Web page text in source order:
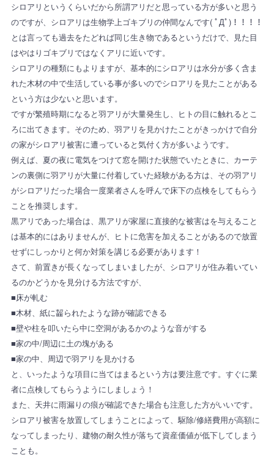
シロアリというくらいだから所謂アリだと思っている方が多いと思う
のですが、シロアリは生物学上ゴキブリの仲間なんです( ﾟДﾟ)！！！！
とは言っても過去をたどれば同じ生き物であるというだけで、見た目
はやはりゴキブリではなくアリに近いです。
シロアリの種類にもよりますが、基本的にシロアリは水分が多く含ま
れた木材の中で生活している事が多いのでシロアリを見たことがある
という方は少ないと思います。
ですが繁殖時期になると羽アリが大量発生し、ヒトの目に触れるとこ
ろに出てきます。そのため、羽アリを見かけたことがきっかけで自分
の家がシロアリ被害に遭っていると気付く方が多いようです。
例えば、夏の夜に電気をつけて窓を開けた状態でいたときに、カーテ
ンの裏側に羽アリが大量に付着していた経験がある方は、その羽アリ
がシロアリだった場合一度業者さんを呼んで床下の点検をしてもらう
ことを推奨します。
黒アリであった場合は、黒アリが家屋に直接的な被害はを与えること
は基本的にはありませんが、ヒトに危害を加えることがあるので放置
せずにしっかりと何か対策を講じる必要があります！
さて、前置きが長くなってしまいましたが、シロアリが住み着いてい
るのかどうかを見分ける方法ですが、
■床が軋む
■木材、紙に齧られたような跡が確認できる
■壁や柱を叩いたら中に空洞があるかのような音がする
■家の中/周辺に土の塊がある
■家の中、周辺で羽アリを見かける
と、いったような項目に当てはまるという方は要注意です。すぐに業
者に点検してもらうようにしましょう！
また、天井に雨漏りの痕が確認できた場合も注意した方がいいです。
シロアリ被害を放置してしまうことによって、駆除/修繕費用が高額に
なってしまったり、建物の耐久性が落ちて資産価値が低下してしまう
ことも。